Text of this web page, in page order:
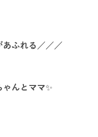
ふれる／／／
んとママ✨